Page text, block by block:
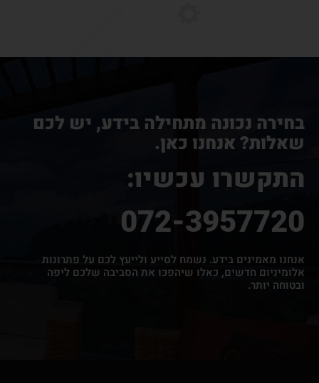
בחירה נכונה מתחילה בידע, יש לכם
שאלות? אנחנו כאן.
התקשרו עכשיו:
072-3957720
אנחנו מאמינים בידע. נשמח לסייע ולייעץ לכם על פתרונות
אלומיניום חדשים, כאלו שיהפכו את הסביבה שלכם ליפה
ובטוחה יותר.